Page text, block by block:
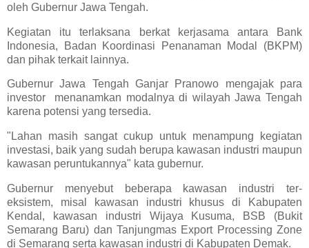
oleh Gubernur Jawa Tengah.
Kegiatan itu terlaksana berkat kerjasama antara Bank
Indonesia, Badan Koordinasi Penanaman Modal (BKPM)
dan pihak terkait lainnya.
Gubernur Jawa Tengah Ganjar Pranowo mengajak para
investor menanamkan modalnya di wilayah Jawa Tengah
karena potensi yang tersedia.
"Lahan masih sangat cukup untuk menampung kegiatan
investasi, baik yang sudah berupa kawasan industri maupun
kawasan peruntukannya" kata gubernur.
Gubernur menyebut beberapa kawasan industri ter-
eksistem, misal kawasan industri khusus di Kabupaten
Kendal, kawasan industri Wijaya Kusuma, BSB (Bukit
Semarang Baru) dan Tanjungmas Export Processing Zone
di Semarang serta kawasan industri di Kabupaten Demak.